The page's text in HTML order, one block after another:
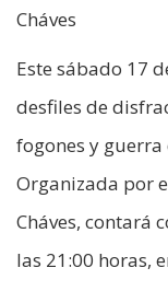
Cháves
Este sábado 17
desfiles de
fogones y guerra
Organizada por
Cháves, contará
las 21:00 horas,